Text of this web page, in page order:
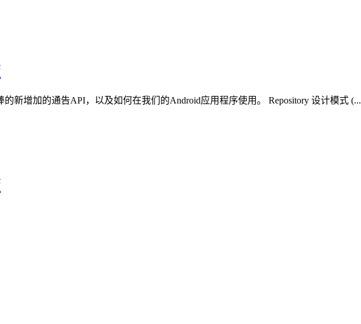
新增加的通告API，以及如何在我们的Android应用程序使用。 Repository 设计模式 (...